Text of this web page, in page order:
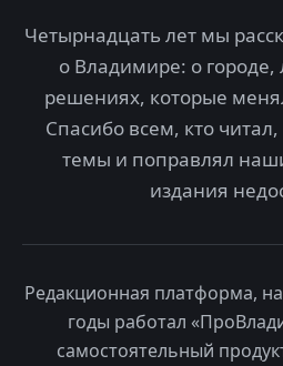
Четырнадцать лет мы
о Владимире: о городе,
решениях, которые
Спасибо всем, кто
темы и поправлял
издания
Редакционная платформа,
годы работал
самостоятельный